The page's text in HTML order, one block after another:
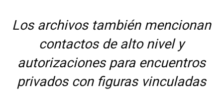
Los archivos también mencionan
contactos de alto nivel y
autorizaciones para encuentros
privados con figuras vinculadas